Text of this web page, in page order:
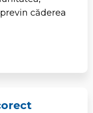
căderea